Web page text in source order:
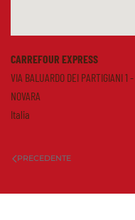
CARREFOUR EXPRESS
VIA BALUARDO DEI PARTIGIANI 1
NOVARA
Italia
PRECEDENTE